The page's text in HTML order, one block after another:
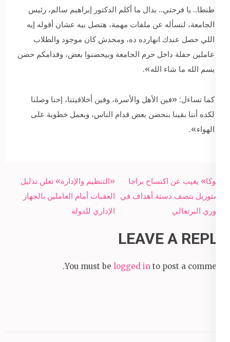
طنطا.. يا فرحتي.. بدال ما أكلم الدكتور إبراهيم سالم، رئيس
الجامعة، لنسأله عن ملفات مهمة، هتصل بيه عشان أقوله إيه
اللي حصل عندك انهارده ده، ومحدش كان موجود والطلاب
عاملين حفلة داخل حرم الجامعة وبيحضنوا بعض، وقدامكم حضن
بسم الله ما شاء الله».
كما تساءل: «فين الأهل والأسرة، وفين أخلاقيتنا، إحنا وصلنا
لكده أننا بقينا بنحضن بعض قدام الناس، وبعمل خطوبة على
الهواء».
Post
navigation
«التنظيم والإدارة» تعلن تذليل
العقبات أمام العاملين بالجهاز
الإداري للدولة
«كوكا» يغيب عن اكتساح براجا
لإشتوريل بنصف دستة أهداف في
الدوري البرتغالي
LEAVE A REPLY
You must be logged in to post a comment.